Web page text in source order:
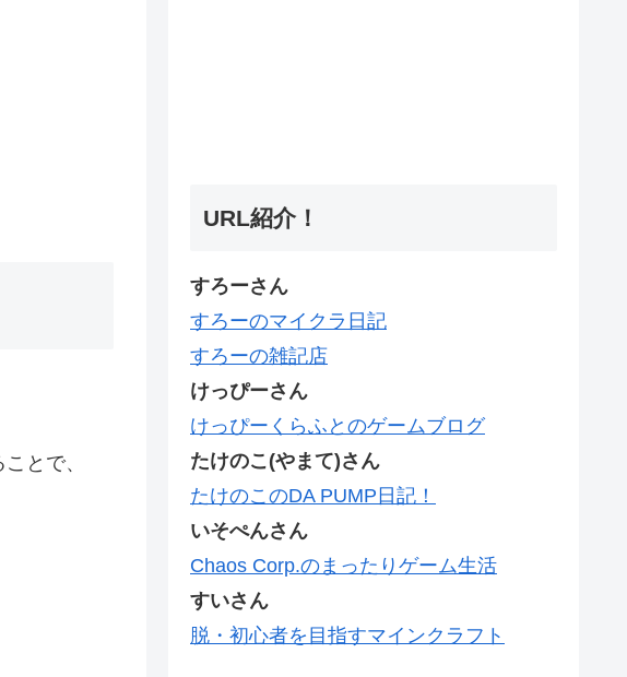
とで、
URL紹介！
すろーさん
すろーのマイクラ日記
すろーの雑記店
けっぴーさん
けっぴーくらふとのゲームブログ
たけのこ(やまて)さん
たけのこのDA PUMP日記！
いそぺんさん
Chaos Corp.のまったりゲーム生活
すいさん
脱・初心者を目指すマインクラフト